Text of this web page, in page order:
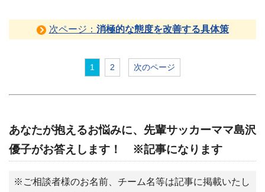
次ページ： 消極的な態度を改善する具体策
1 2 次のページ
あなたが抱えるお悩みに、先輩サッカーママ島沢
優子がお答えします！ ※記事になります
※ご相談者様のお名前、チーム名等は記事に掲載いたし